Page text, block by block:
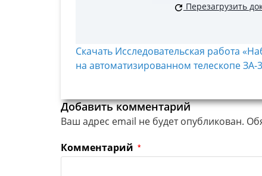
Перезагрузить
Скачать Исследовательская работа
на автоматизированном телескопе
Добавить комментарий
Ваш адрес email не будет опубликован.
Комментарий *